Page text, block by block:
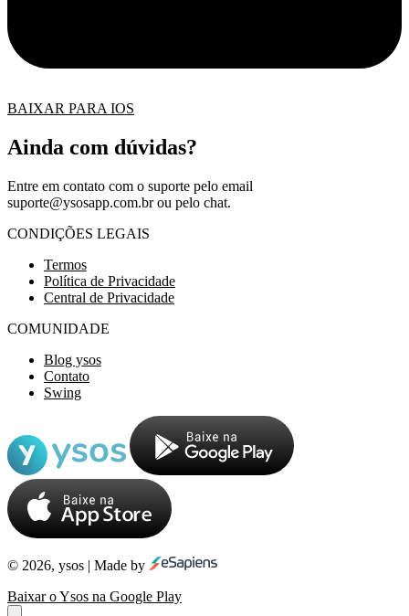
BAIXAR PARA IOS
Ainda com dúvidas?
Entre em contato com o suporte pelo email
suporte@ysosapp.com.brou pelo chat.
CONDIÇÕES LEGAIS
Termos
Política de Privacidade
Central de Privacidade
COMUNIDADE
Blog ysos
Contato
Swing
© 2026, ysos | Made by
Baixar o Ysos na Google Play